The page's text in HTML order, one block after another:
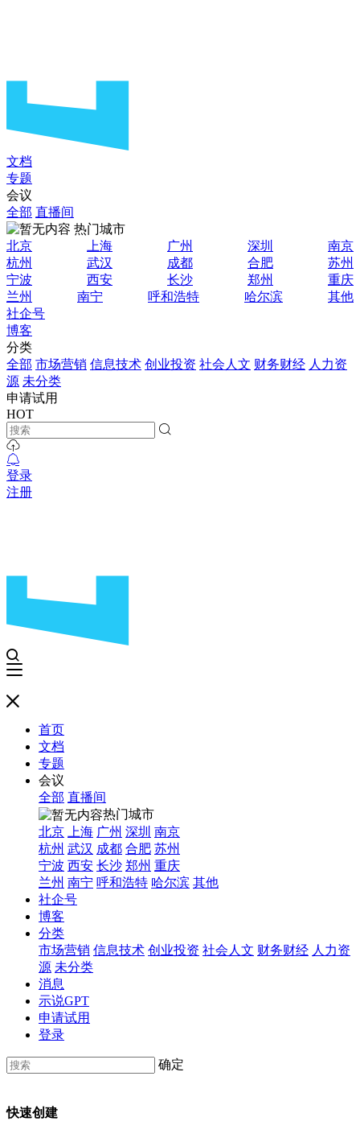
文档
专题
会议
全部 直播间
热门城市
北京
上海 广州 深圳
南京
杭州
武汉 成都 合肥
苏州
宁波
西安 长沙 郑州
重庆
兰州
南宁 呼和浩特 哈尔滨
其他
社企号
博客
分类
全部 市场营销 信息技术 创业投资 社会人文 财务财经 人力资
源 未分类
申请试用
HOT
登录
注册
首页
文档
专题
会议
全部 直播间
热门城市
北京
上海 广州 深圳 南京
杭州 武汉 成都 合肥 苏州
宁波 西安 长沙 郑州 重庆
兰州 南宁 呼和浩特 哈尔滨 其他
社企号
博客
分类
市场营销 信息技术 创业投资 社会人文 财务财经 人力资
源 未分类
消息
示说GPT
申请试用
登录
确定
快速创建